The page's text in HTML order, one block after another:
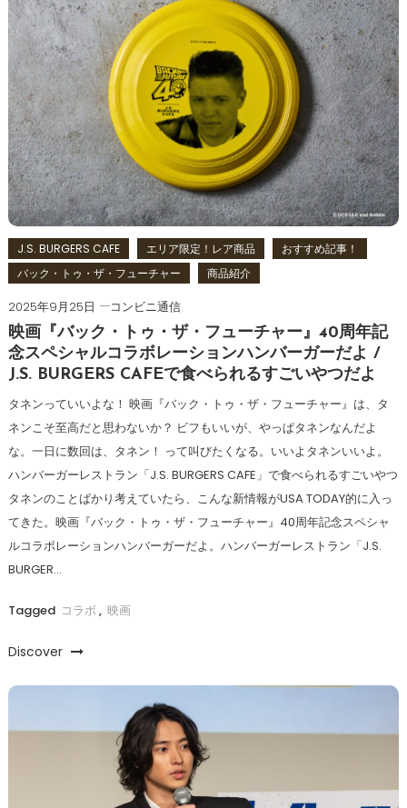
J.S. BURGERS CAFE エリア限定！レア商品
おすすめ記事！
バック・トゥ・ザ・フューチャー
商品紹介
2025年9月25日
コンビニ通信
映画『バック・トゥ・ザ・フューチャー』40周年記
念スペシャルコラボレーションハンバーガーだよ /
J.S. BURGERS CAFEで食べられるすごいやつだよ
タネンっていいよな！ 映画『バック・トゥ・ザ・フューチャー』は、タ
ネンこそ至高だと思わないか？ ビフもいいが、やっぱタネンなんだよ
な。一日に数回は、タネン！ って叫びたくなる。いいよタネンいいよ。
ハンバーガーレストラン「J.S. BURGERS CAFE」で食べられるすごいやつ
タネンのことばかり考えていたら、こんな新情報がUSA TODAY的に入っ
てきた。映画『バック・トゥ・ザ・フューチャー』40周年記念スペシャ
ルコラボレーションハンバーガーだよ。ハンバーガーレストラン「J.S.
BURGER…
Tagged コラボ , 映画
Discover